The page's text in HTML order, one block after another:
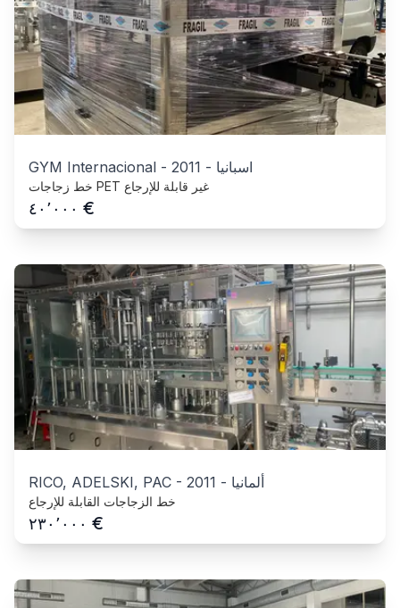
GYM Internacional - 2011 - اسبانيا
خط زجاجات PET غير قابلة للإرجاع
٤٠٬٠٠٠ €
RICO, ADELSKI, PAC - 2011 - ألمانيا
خط الزجاجات القابلة للإرجاع
٢٣٠٬٠٠٠ €